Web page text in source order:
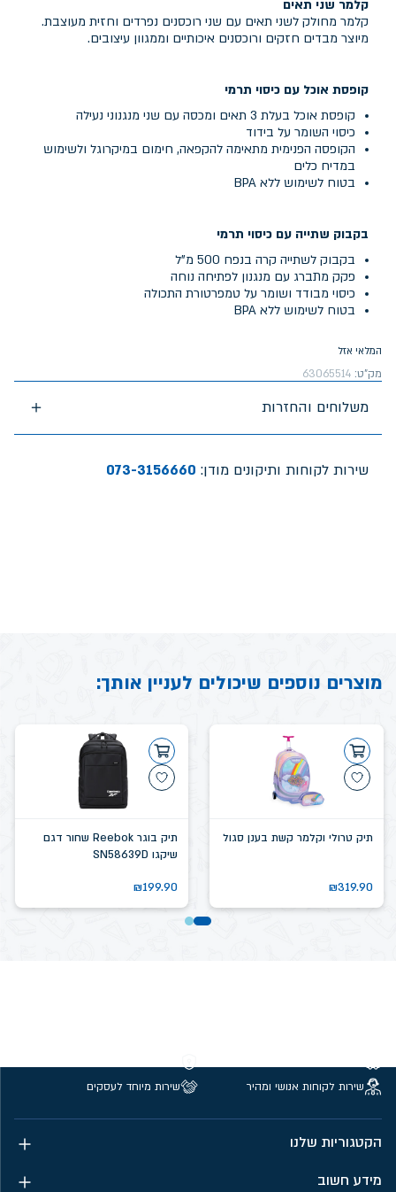
קלמר שני תאים
קלמר מחולק לשני תאים עם שני רוכסנים נפרדים וחזית מעוצבת.
מיוצר מבדים חזקים ורוכסנים איכותיים וממגוון עיצובים.
קופסת אוכל עם כיסוי תרמי
קופסת אוכל בעלת 3 תאים ומכסה עם שני מנגנוני נעילה
כיסוי השומר על בידוד
הקופסה הפנימית מתאימה להקפאה, חימום במיקרוגל ולשימוש
במדיח כלים
בטוח לשימוש ללא BPA
בקבוק שתייה עם כיסוי תרמי
בקבוק לשתייה קרה בנפח 500 מ"ל
פקק מתברג עם מנגנון לפתיחה נוחה
כיסוי מבודד ושומר על טמפרטורת התכולה
בטוח לשימוש ללא BPA
המלאי אזל
מק"ט: 63065514
משלוחים והחזרות
שירות לקוחות ותיקונים מודן: 073-3156660
מוצרים נוספים שיכולים לעניין אותך:
תיק טרולי וקלמר קשת בענן סגול
₪319.90
תיק בוגר Reebok שחור דגם
שיקגו SN58639D
₪199.90
שירות לקוחות אנושי ומהיר
שירות מיוחד לעסקים
הקטגוריות שלנו
מידע חשוב